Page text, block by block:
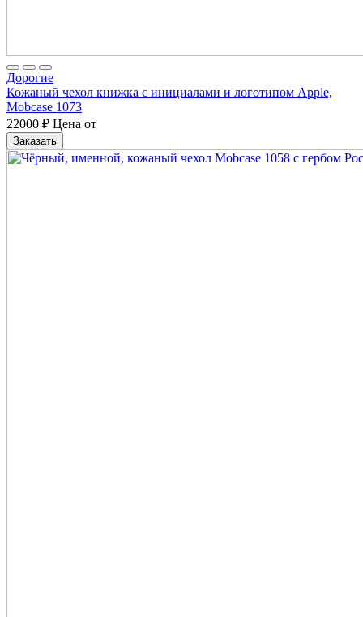
Дорогие
Кожаный чехол книжка с инициалами и логотипом Apple,
Mobcase 1073
22000 ₽ Цена от
Заказать